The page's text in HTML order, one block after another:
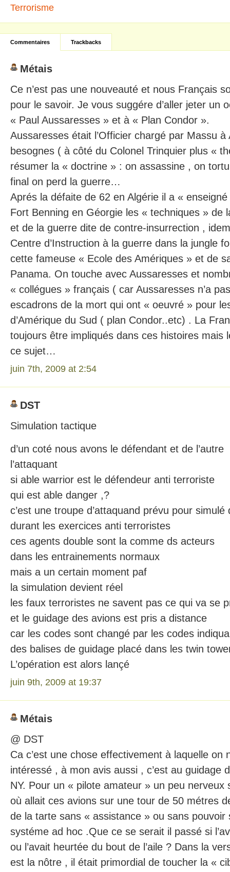
Terrorisme
Commentaires Trackbacks
Métais
Ce n’est pas une nouveauté et nous Français
pour le savoir. Je vous suggére d’aller jeter un
« Paul Aussaresses » et à « Plan Condor ».
Aussaresses était l’Officier chargé par Massu
besognes ( à côté du Colonel Trinquier plus «
résumer la « doctrine » : on assassine , on
final on perd la guerre…
Aprés la défaite de 62 en Algérie il a «
Fort Benning en Géorgie les « techniques » de
et de la guerre dite de contre-insurrection ,
Centre d’Instruction à la guerre dans la jungle
cette fameuse « Ecole des Amériques » et de
Panama. On touche avec Aussaresses et
« collégues » français ( car Aussaresses n’a
escadrons de la mort qui ont « oeuvré » pour
d’Amérique du Sud ( plan Condor..etc) . La
toujours être impliqués dans ces histoires mais
ce sujet…
juin 7th, 2009 at 2:54
DST
Simulation tactique
d’un coté nous avons le défendant et de l’autre
l’attaquant
si able warrior est le défendeur anti terroriste
qui est able danger ,?
c’est une troupe d’attaquand prévu pour simulé
durant les exercices anti terroristes
ces agents double sont la comme ds acteurs
dans les entrainements normaux
mais a un certain moment paf
la simulation devient réel
les faux terroristes ne savent pas ce qui va se
et le guidage des avions est pris a distance
car les codes sont changé par les codes
des balises de guidage placé dans les twin
L’opération est alors lançé
juin 9th, 2009 at 19:37
Métais
@ DST
Ca c’est une chose effectivement à laquelle on
intéressé , à mon avis aussi , c’est au guidage
NY. Pour un « pilote amateur » un peu nerveux
où allait ces avions sur une tour de 50 métres
de la tarte sans « assistance » ou sans pouvoir
systéme ad hoc .Que ce se serait il passé si
ou l’avait heurtée du bout de l’aile ? Dans la
est la nôtre , il était primordial de toucher la «